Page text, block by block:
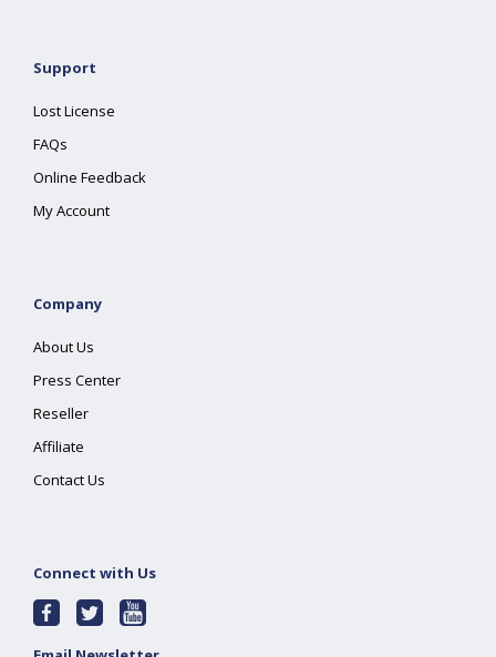
Support
Lost License
FAQs
Online Feedback
My Account
Company
About Us
Press Center
Reseller
Affiliate
Contact Us
Connect with Us